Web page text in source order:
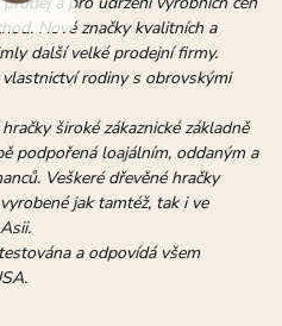
Nové značky kvalitních a
další velké prodejní firmy.
rodiny s obrovskými
široké zákaznické základně
podpořená loajálním, oddaným a
Veškeré dřevěné hračky
jak tamtéž, tak i ve
a odpovídá všem